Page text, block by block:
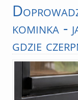
kominka -
gdzie